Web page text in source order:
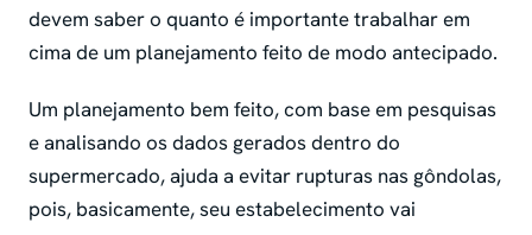
devem saber o quanto é importante trabalhar em
cima de um planejamento feito de modo antecipado.
Um planejamento bem feito, com base em pesquisas
e analisando os dados gerados dentro do
supermercado, ajuda a evitar rupturas nas gôndolas,
pois, basicamente, seu estabelecimento vai